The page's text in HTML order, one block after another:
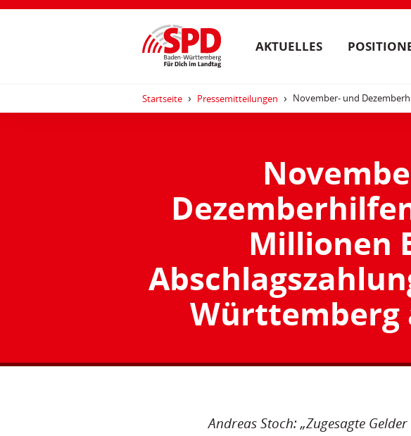
AKTUELLES
Startseite Pressemitteilungen November- und
Millionen
Württemberg
Andreas Stoch: „Zugesagte